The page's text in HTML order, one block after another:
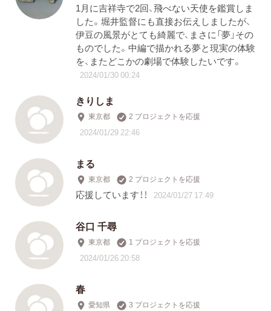
1月に吉祥寺で2回、飛べない天使を鑑賞しま
した。堀井監督にも直接お伝えしましたが、
伊豆の風景がとても綺麗で、まさに「夢」その
ものでした。中編で描かれる夢と現実の体験
を、またどこかの劇場で体験したいです。
2024/01/30 00:24
きりしま
東京都 2 プロジェクトを応援
2024/01/29 22:46
まる
東京都 2 プロジェクトを応援
応援しています！！ 2024/01/27 17:49
谷口 千尋
東京都 1 プロジェクトを応援
2024/01/26 20:58
春
愛知県 3 プロジェクトを応援